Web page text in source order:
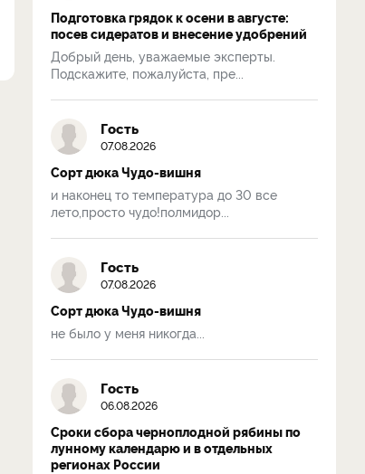
Подготовка грядок к осени в августе:
посев сидератов и внесение удобрений
Добрый день, уважаемые эксперты.
Подскажите, пожалуйста, пре...
Гость
07.08.2026
Сорт дюка Чудо-вишня
и наконец то температура до 30 все
лето,просто чудо!полмидор...
Гость
07.08.2026
Сорт дюка Чудо-вишня
не было у меня никогда...
Гость
06.08.2026
Сроки сбора черноплодной рябины по
лунному календарю и в отдельных
регионах России